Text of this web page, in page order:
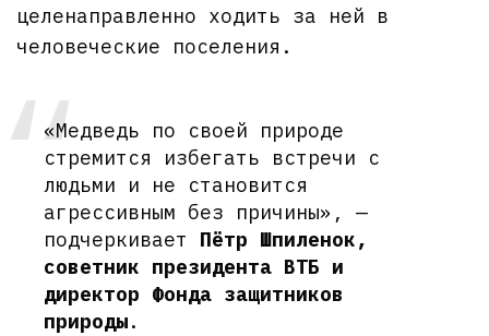
целенаправленно ходить за ней в
человеческие поселения.
«Медведь по своей природе
стремится избегать встречи с
людьми и не становится
агрессивным без причины», —
подчеркивает Пётр Шпиленок,
советник президента ВТБ и
директор Фонда защитников
природы.